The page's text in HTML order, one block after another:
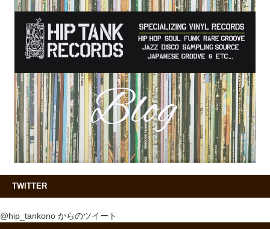
TWITTER
@hip_tankono からのツイート